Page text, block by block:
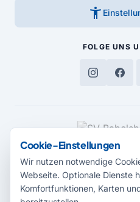
accessibility_new
FOLGE UNS
MEDIENPARTNER
Cookie-Einstellungen
Wir nutzen notwendige
Webseite. Optionale Dienste
Komfortfunktionen, Karten